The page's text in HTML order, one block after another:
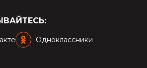
Одноклассники